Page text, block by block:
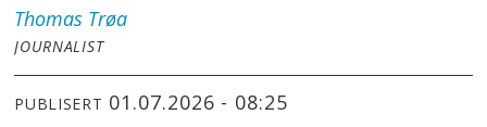
Thomas Trøa
JOURNALIST
PUBLISERT 01.07.2026 - 08:25